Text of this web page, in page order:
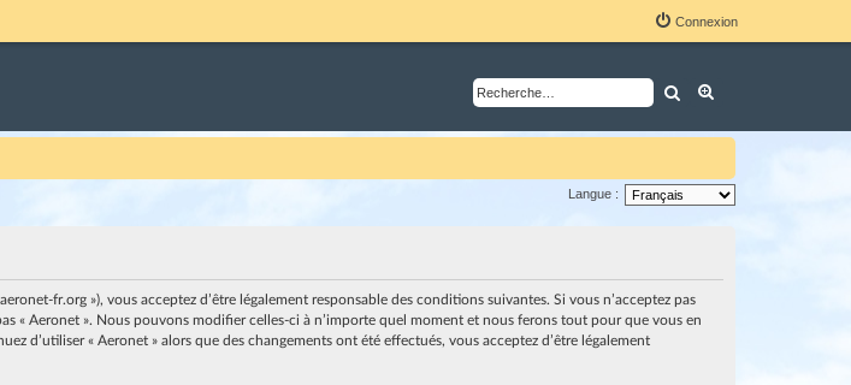
Connexion
Rechercher
Langue :
fr.org »), vous acceptez d’être légalement responsable des conditions suivantes. Si vous n’acceptez pas
« Aeronet ». Nous pouvons modifier celles-ci à n’importe quel moment et nous ferons tout pour que vous en
d’utiliser « Aeronet » alors que des changements ont été effectués, vous acceptez d’être légalement